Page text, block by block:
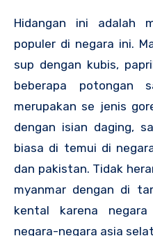
Hidangan ini adalah
populer di negara ini.
sup dengan kubis,
beberapa potongan
merupakan se jenis
dengan isian daging,
biasa di temui di
dan pakistan. Tidak
myanmar dengan di
kental karena
negara-negara asia